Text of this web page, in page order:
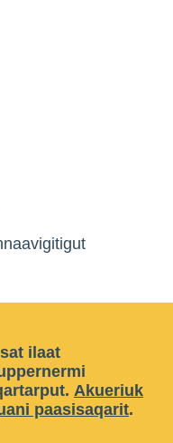
ilaat
Akueriuk
paasisaqarit.